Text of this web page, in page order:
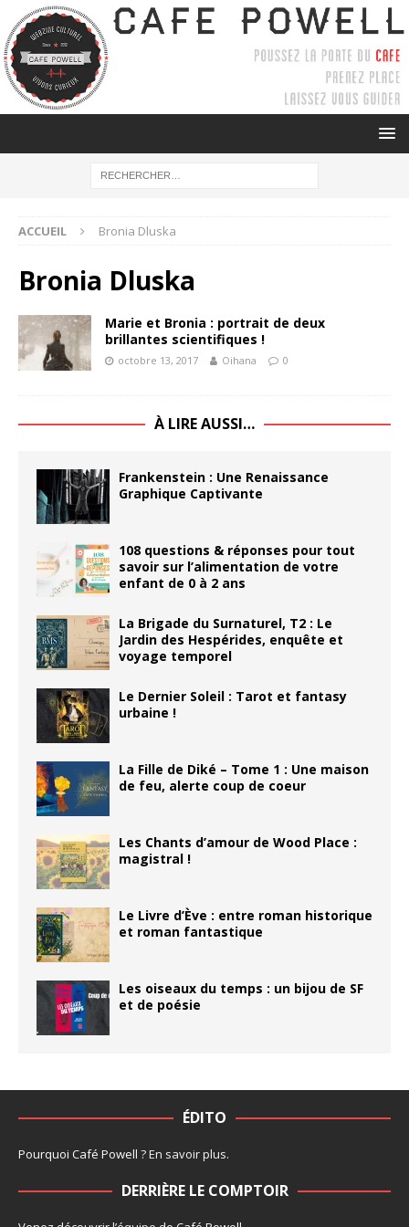
ACCUEIL Bronia Dluska
Bronia Dluska
Marie et Bronia : portrait de deux
brillantes scientifiques !
octobre 13, 2017 Oihana 0
À LIRE AUSSI…
Frankenstein : Une Renaissance
Graphique Captivante
108 questions & réponses pour tout
savoir sur l’alimentation de votre
enfant de 0 à 2 ans
La Brigade du Surnaturel, T2 : Le
Jardin des Hespérides, enquête et
voyage temporel
Le Dernier Soleil : Tarot et fantasy
urbaine !
La Fille de Diké – Tome 1 : Une maison
de feu, alerte coup de coeur
Les Chants d’amour de Wood Place :
magistral !
Le Livre d’Ève : entre roman historique
et roman fantastique
Les oiseaux du temps : un bijou de SF
et de poésie
ÉDITO
Pourquoi Café Powell ?En savoir plus.
DERRIÈRE LE COMPTOIR